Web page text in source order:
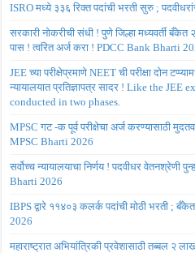
ISRO मध्ये ३३६ रिक्त पदांची भरती सुरु ;
सरकारी नोकरीची संधी ! पुणे जिल्हा मध्यवर्ती बँकेत
पास ! त्वरित अर्ज करा ! PDCC Bank Bharti
JEE च्या परीक्षेप्रमाणे NEET ची परीक्षा दोन
न्यायालयात प्रतिज्ञापत्र सादर ! Like the
conducted in two phases.
MPSC गट -क पूर्व परीक्षेचा अर्ज करण्यासाठी
MPSC Bharti 2026
सर्वोच्च न्यायालयाचा निर्णय ! पदवीधर वेतनश्रेणी
Bharti 2026
IBPS द्वारे ११४०३ कलर्क पदांची मोठी भरती ;
2026
महाराष्ट्रात अभियांत्रिकी प्रवेशासाठी तब्बल २